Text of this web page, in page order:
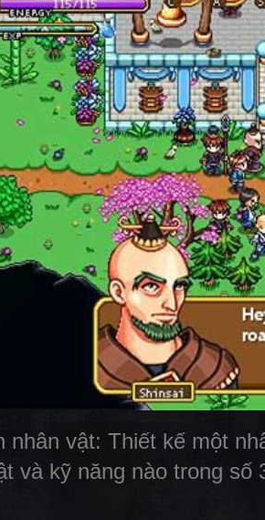
nhân vật: Thiết kế một
và kỹ năng nào trong